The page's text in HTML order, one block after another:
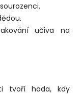
učiva na
tvoří hada, kdy